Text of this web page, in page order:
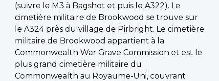
(suivre le M3 à Bagshot et puis le A322). Le
cimetière militaire de Brookwood se trouve sur
le A324 près du village de Pirbright. Le cimetière
militaire de Brookwood appartient à la
Commonwealth War Grave Commission et est le
plus grand cimetière militaire du
Commonwealth au Royaume-Uni, couvrant